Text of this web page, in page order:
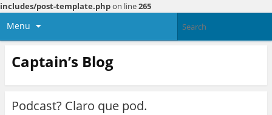
includes/post-template.phpon line265
Menu
Captain’s Blog
Podcast? Claro que pod.